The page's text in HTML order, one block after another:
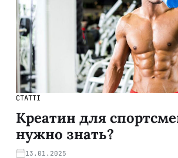
СТАТТІ
Креатин для
нужно знать?
13.01.2025